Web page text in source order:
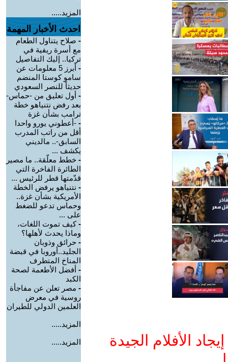
الأفلام الجيدة
المزيد.....
احدث الأخبار المهمة
- صلاح يتناول الطعام
مع أسرة ريفية في
تركيا.. إليك التفاصيل
-
أبرز 5 معلومات عن
سامو كوستا المنضم
حديثاً للنصر السعودي
- أول تعليق من -حماس-
بعد رفض نتنياهو خطة
ترامب بشأن غزة
- -أعطوني يورو واحدا
أقل من راتب المدرب
السابق-.. مالديني
يكشف ...
- خطط معلّقة.. ما مصير
الطائرة الفاخرة التي
قدّمتها قطر للرئيس ...
- نتنياهو يرفض الخطة
الأمريكية بشأن غزة..
وحماس تدعو للضغط
على ...
-كيف تموت اللغات،
وماذا يحدث لأهلها؟
- حرائق وذوبان
الجليد..أوروبا في قبضة
المناخ المتطرف
- أفضل الأطعمة لصحة
الكبد
- مصر تعلن عن مفاجأة
روسية في معرض
العلمين الدولي للطيران
المزيد.....
المزيد.....